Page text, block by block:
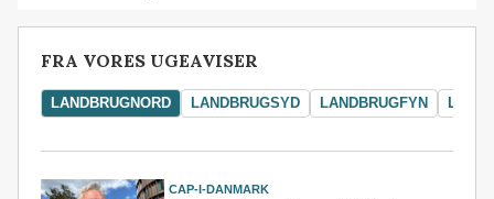
FRA VORES UGEAVISER
LANDBRUGNORD LANDBRUGSYD LANDBRUGFYN
CAP-I-DANMARK